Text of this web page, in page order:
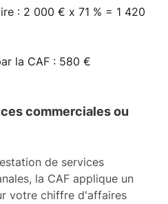
: 2 000 € x 71 % = 1 420
la CAF : 580 €
commerciales ou
de services
la CAF applique un
votre chiffre d'affaires